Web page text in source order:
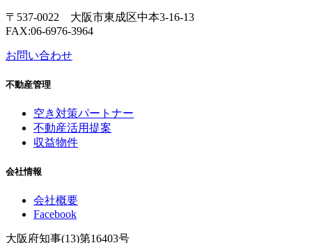
〒537-0022 大阪市東成区中本3-16-13
FAX:06-6976-3964
お問い合わせ
不動産管理
空き対策パートナー
不動産活用提案
収益物件
会社情報
会社概要
Facebook
大阪府知事(13)第16403号